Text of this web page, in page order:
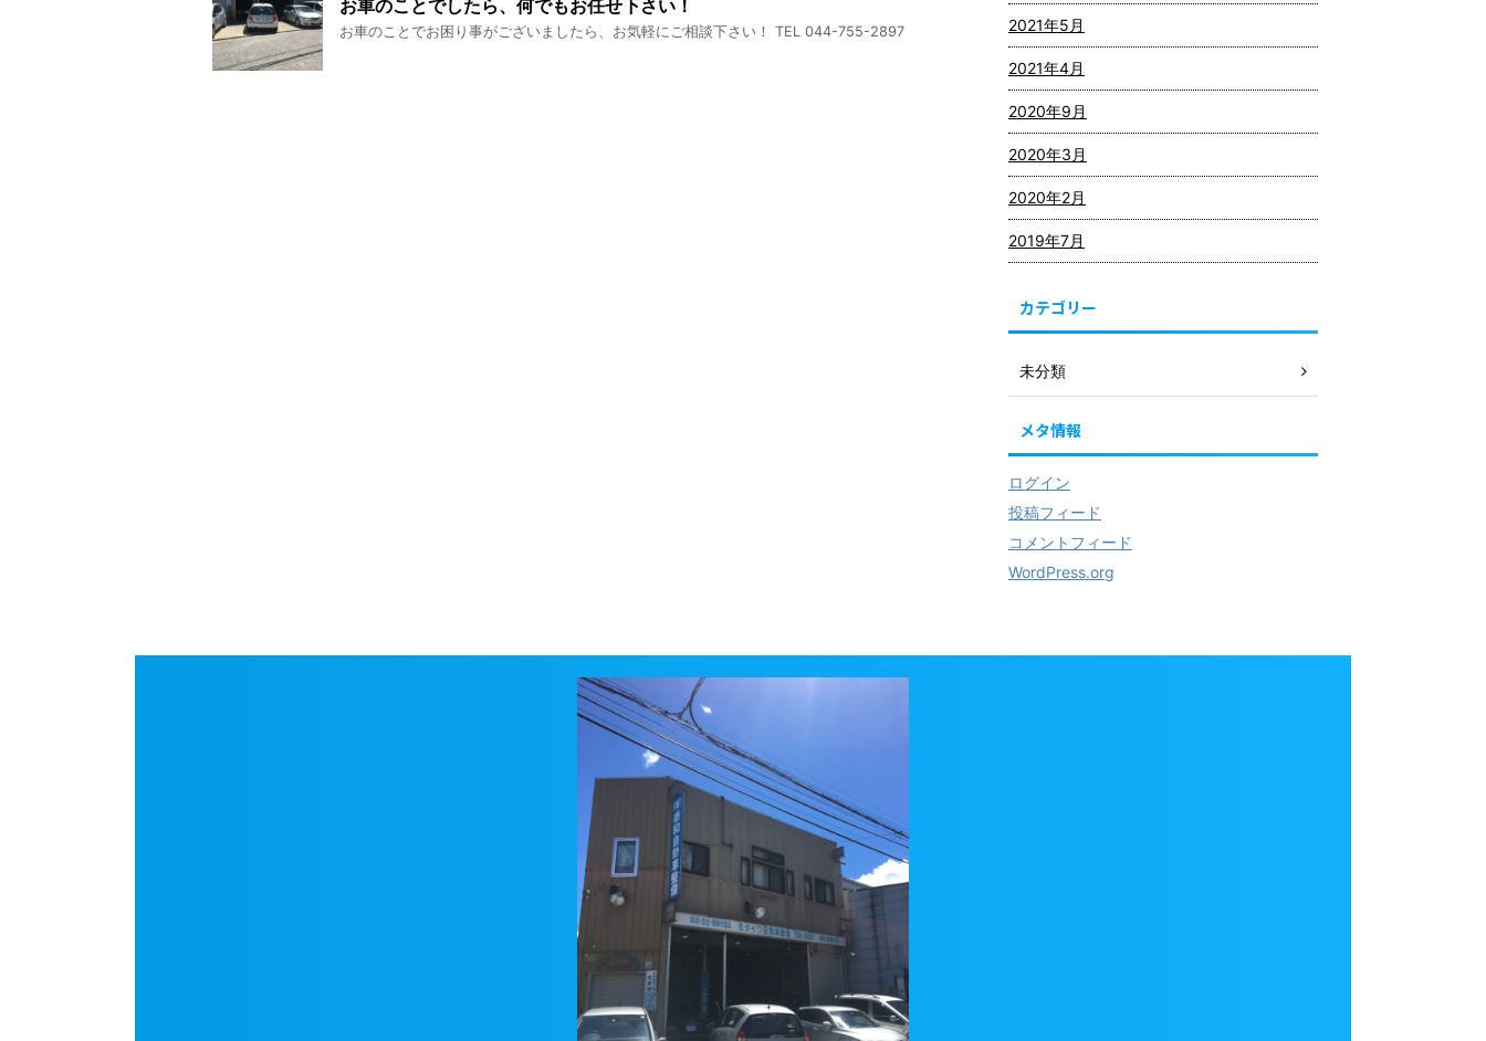
お車のことでしたら、何でもお任せ下さい！
お車のことでお困り事がございましたら、お気軽にご相談下さい！ TEL 044-755-2897 2021年5月
2021年4月
2020年9月
2020年3月
2020年2月
2019年7月
カテゴリー
未分類
メタ情報
ログイン
投稿フィード
コメントフィード
WordPress.org